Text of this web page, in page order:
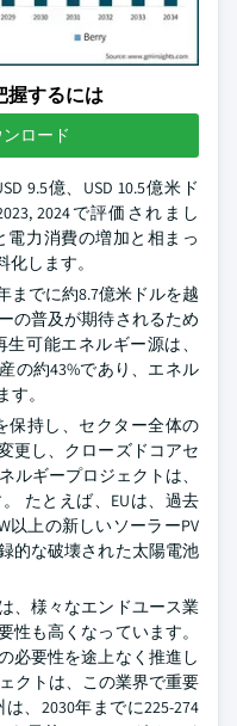
握するには
ロード
9.5億、USD 10.5億米ド
2024で評価されまし
電力消費の増加と相まっ
します。
までに約8.7億米ドルを越
の普及が期待されるため
可能エネルギー源は、
の約43%であり、エネル
。
保持し、セクター全体の
更し、クローズドコアセ
ルギープロジェクトは、
たとえば、EUは、過去
以上の新しいソーラーPV
的な破壊された太陽電池
、様々なエンドユース業
性も高くなっています。
必要性を途上なく推進し
クトは、この業界で重要
、2030年までに225-274